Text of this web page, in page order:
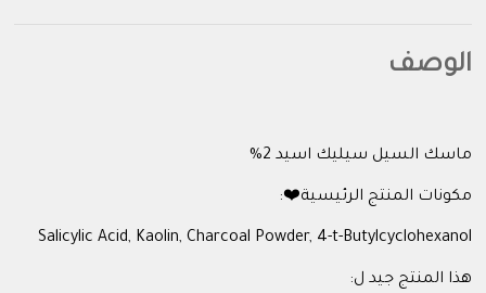
الوصف
ماسك السيل سيليك اسيد 2%
مكونات المنتج الرئيسية❤️:
Salicylic Acid, Kaolin, Charcoal Powder, 4-t-Butylcyclohexanol
هذا المنتج جيد ل: